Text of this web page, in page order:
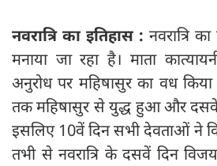
नवरात्रि का इतिहास : नवरात्रि
मनाया जा रहा है। माता
अनुरोध पर महिषासुर का वध किया
तक महिषासुर से युद्ध हुआ और
इसलिए 10वें दिन सभी देवताओं ने
तभी से नवरात्र‍ि के दसवें दिन